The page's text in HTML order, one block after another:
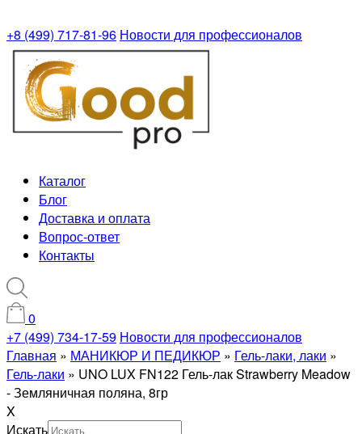
+8 (499) 717-81-96 Новости для профессионалов
Каталог
Блог
Доставка и оплата
Вопрос-ответ
Контакты
0
+7 (499) 734-17-59 Новости для профессионалов
Главная » МАНИКЮР И ПЕДИКЮР » Гель-лаки, лаки »
Гель-лаки » UNO LUX FN122 Гель-лак Strawberry Meadow
- Земляничная поляна, 8гр
X
Искать